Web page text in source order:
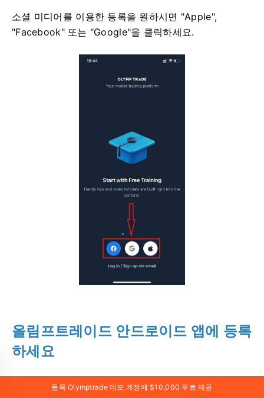
소셜 미디어를 이용한 등록을 원하시면 "Apple",
"Facebook" 또는 "Google"을 클릭하세요.
올림프트레이드 안드로이드 앱에 등록
하세요
등록 Olymptrade 데모 계정에 $10,000 무료 제공